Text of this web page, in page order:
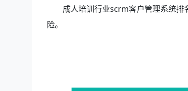
成人培训行业scrm客户管理系统排
险。